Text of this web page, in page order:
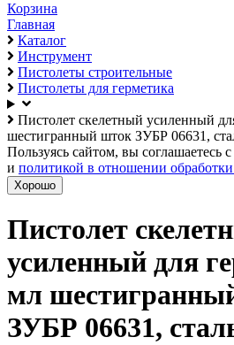
Корзина
Главная
Каталог
Инструмент
Пистолеты строительные
Пистолеты для герметика
Пистолет скелетный усиленный
шестигранный шток ЗУБР 06631,
Пользуясь сайтом, вы соглашаетесь
и политикой в отношении
Хорошо
Пистолет
усиленный для
мл
ЗУБР 06631,